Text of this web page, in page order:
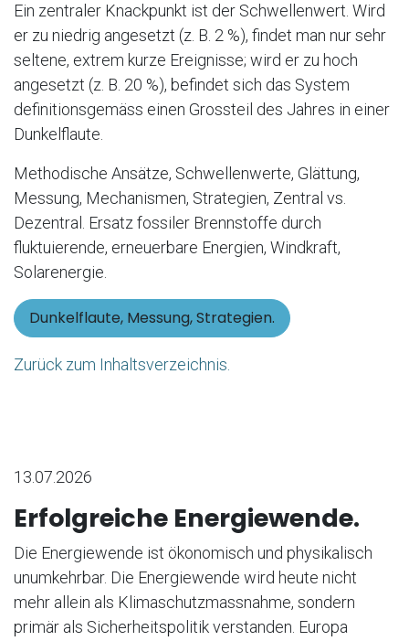
Ein zentraler Knackpunkt ist der Schwellenwert. Wird
er zu niedrig angesetzt (z. B. 2 %), findet man nur sehr
seltene, extrem kurze Ereignisse; wird er zu hoch
angesetzt (z. B. 20 %), befindet sich das System
definitionsgemäss einen Grossteil des Jahres in einer
Dunkelflaute.
Methodische Ansätze, Schwellenwerte, Glättung,
Messung, Mechanismen, Strategien, Zentral vs.
Dezentral. Ersatz fossiler Brennstoffe durch
fluktuierende, erneuerbare Energien, Windkraft,
Solarenergie.
Dunkelflaute, Messung, Strategien.
Zurück zum Inhaltsverzeichnis.
13.07.2026
Erfolgreiche Energiewende.
Die Energiewende ist ökonomisch und physikalisch
unumkehrbar. Die Energiewende wird heute nicht
mehr allein als Klimaschutzmassnahme, sondern
primär als Sicherheitspolitik verstanden. Europa